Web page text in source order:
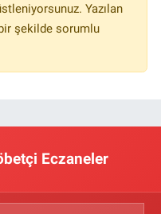
Yazılan
şekilde sorumlu
Eczaneler